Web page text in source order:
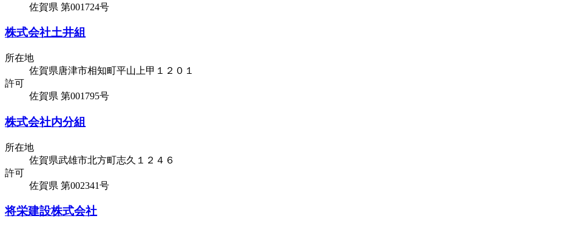
佐賀県 第001724号
株式会社土井組
所在地
佐賀県唐津市相知町平山上甲１２０１
許可
佐賀県 第001795号
株式会社内分組
所在地
佐賀県武雄市北方町志久１２４６
許可
佐賀県 第002341号
将栄建設株式会社